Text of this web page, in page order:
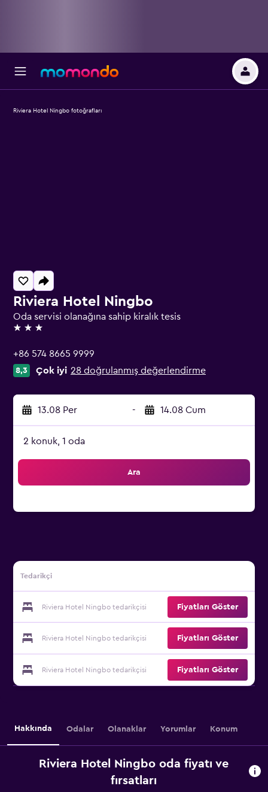
Riviera Hotel Ningbo
Oda servisi olanağına sahip kiralık tesis
3 yıldız
+86 574 8665 9999
8,3 Çok iyi 28 doğrulanmış değerlendirme
13.08 Per - 14.08 Cum
2 konuk, 1 oda
Ara
Tedarikçi
Riviera Hotel Ningbo tedarikçisi Fiyatları Göster
Riviera Hotel Ningbo tedarikçisi Fiyatları Göster
Riviera Hotel Ningbo tedarikçisi Fiyatları Göster
Riviera Hotel Ningbo fotoğrafları
Hakkında Odalar Olanaklar Yorumlar Konum
Riviera Hotel Ningbo oda fiyatı ve
fırsatları